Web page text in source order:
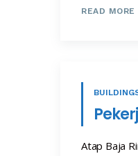
READ MORE
Atap Baja